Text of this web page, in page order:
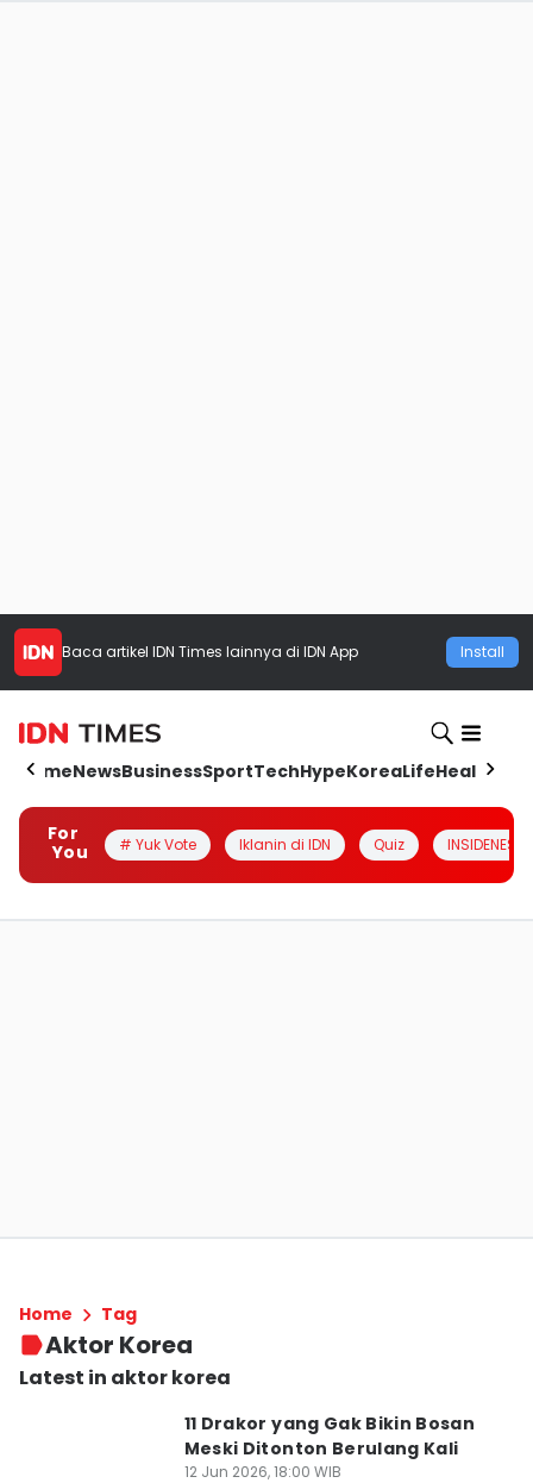
Baca artikel IDN Times lainnya di IDN App Install
HomeNewsBusinessSportTechHypeKoreaLifeHealth
For
You
# Yuk Vote Iklanin di IDN Quiz INSIDENESIA
Home Tag
Aktor Korea
Latest in aktor korea
11 Drakor yang Gak Bikin Bosan
Meski Ditonton Berulang Kali
12 Jun 2026, 18:00 WIB